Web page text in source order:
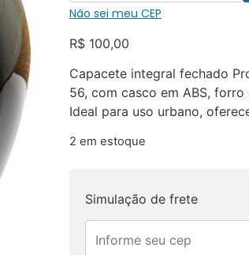
Não sei meu CEP
R$100,00
Capacete integral fechado
56, com casco em ABS,
Ideal para uso urbano,
2 em estoque
Simulação de frete